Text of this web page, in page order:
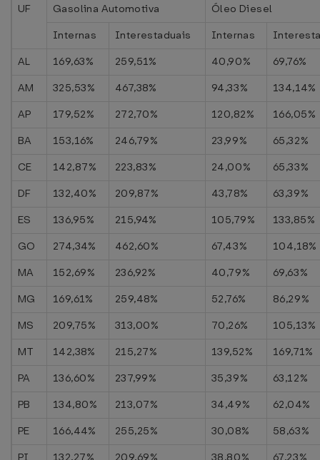
UF Gasolina Automotiva
Óleo Diesel
Internas
Interestaduais Internas
AL
169,63% 259,51% 40,90%
69,76%
AM
325,53% 467,38% 94,33%
134,14%
AP
179,52% 272,70% 120,82%
166,05%
BA
153,16% 246,79% 23,99%
65,32%
CE
142,87% 223,83% 24,00%
65,33%
DF
132,40% 209,87% 43,78%
63,39%
ES
136,95% 215,94% 105,79%
133,85%
GO
274,34% 462,60% 67,43%
104,18%
MA
152,69% 236,92% 40,79%
69,63%
MG
169,61% 259,48% 52,76%
86,29%
MS
209,75% 313,00% 70,26%
105,13%
MT
142,38% 215,27% 139,52%
169,71%
PA
136,60% 237,99% 35,39%
63,12%
PB
134,80% 213,07% 34,49%
62,04%
PE
166,44% 255,25% 30,08%
58,63%